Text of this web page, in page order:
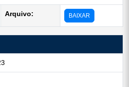
Arquivo: BAIXAR